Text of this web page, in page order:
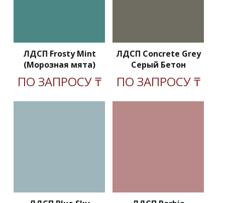
ЛДСП Frosty Mint
(Морозная мята)
ПО ЗАПРОСУ ₸
ЛДСП Concrete Grey
Серый Бетон
ПО ЗАПРОСУ ₸